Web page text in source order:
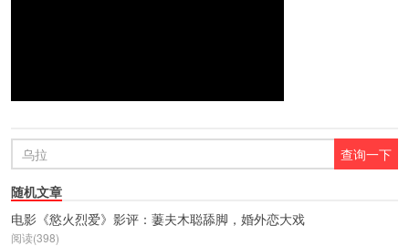
随机文章
电影《慾火烈爱》影评：萋夫木聪舔脚，婚外恋大戏
阅读(398)